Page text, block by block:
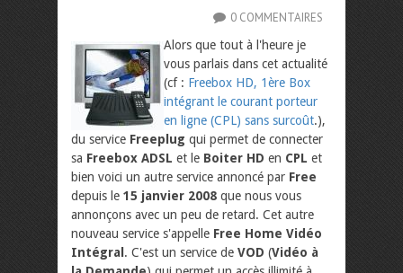
0 COMMENTAIRES
Alors que tout à l'heure je
vous parlais dans cet actualité
(cf : Freebox HD, 1ère Box
intégrant le courant porteur
en ligne (CPL) sans surcoût.),
du service Freeplug qui permet de connecter
sa Freebox ADSL et le Boiter HD en CPL et
bien voici un autre service annoncé par Free
depuis le 15 janvier 2008 que nous vous
annonçons avec un peu de retard. Cet autre
nouveau service s'appelle Free Home Vidéo
Intégral . C'est un service de VOD (Vidéo à